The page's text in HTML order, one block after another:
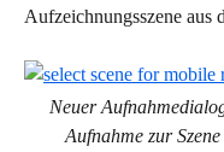
Aufzeichnungsszene aus
Neuer
Aufnahme zur